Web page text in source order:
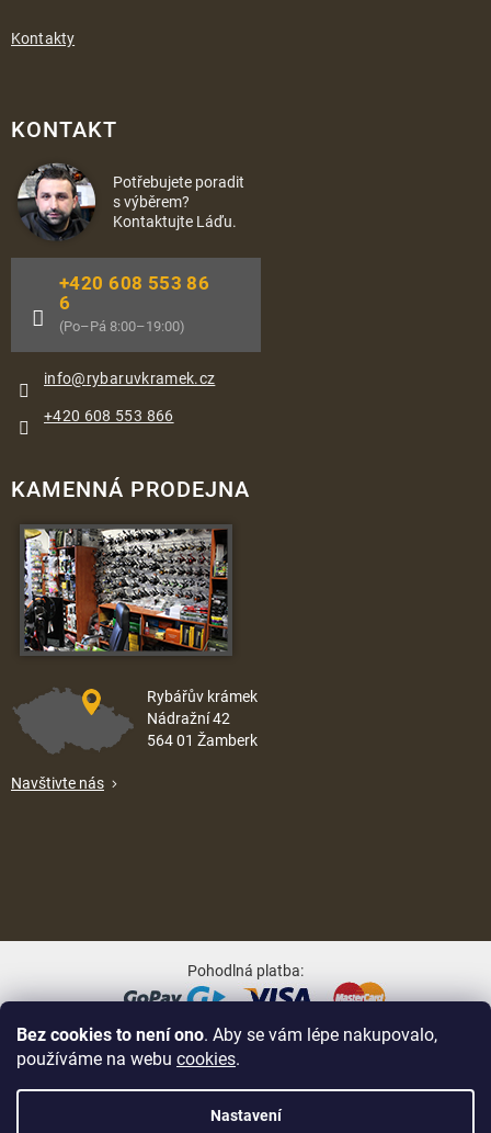
Bez cookies to není ono. Aby se vám lépe nakupovalo,
používáme na webu cookies.
Nastavení
Kontakty
KONTAKT
Potřebujete poradit
s výběrem?
Kontaktujte Láďu.
info@rybaruvkramek.cz
+420 608 553 86
6
(Po–Pá 8:00–19:00)
+420 608 553 866
KAMENNÁ PRODEJNA
Rybářův krámek
Nádražní 42
564 01 Žamberk
Navštivte nás
Pohodlná platba:
Oblíbené způsoby dopravy: